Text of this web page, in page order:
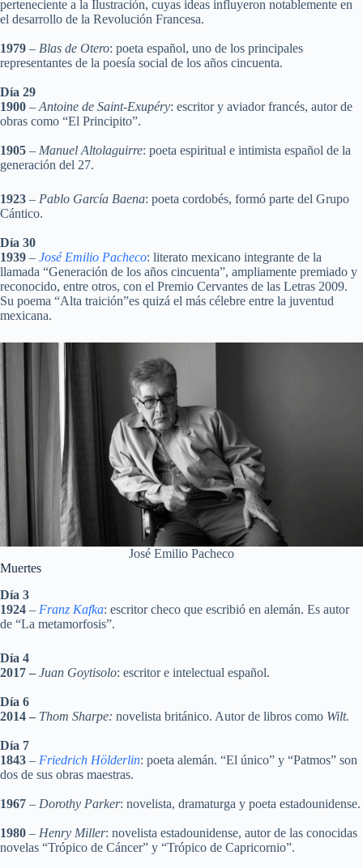
perteneciente a la Ilustración, cuyas ideas influyeron notablemente en
el desarrollo de la Revolución Francesa.
1979 – Blas de Otero: poeta español, uno de los principales
representantes de la poesía social de los años cincuenta.
Día 29
1900 – Antoine de Saint-Exupéry: escritor y aviador francés, autor de
obras como “El Principito”.
1905 – Manuel Altolaguirre: poeta espiritual e intimista español de la
generación del 27.
1923 – Pablo García Baena: poeta cordobés, formó parte del Grupo
Cántico.
Día 30
1939 – José Emilio Pacheco: literato mexicano integrante de la
llamada “Generación de los años cincuenta”, ampliamente premiado y
reconocido, entre otros, con el Premio Cervantes de las Letras 2009.
Su poema “Alta traición”es quizá el más célebre entre la juventud
mexicana.
José Emilio Pacheco
Muertes
Día 3
1924 – Franz Kafka: escritor checo que escribió en alemán. Es autor
de “La metamorfosis”.
Día 4
2017 – Juan Goytisolo: escritor e intelectual español.
Día 6
2014 – Thom Sharpe: novelista británico. Autor de libros como Wilt.
Día 7
1843 – Friedrich Hölderlin: poeta alemán. “El único” y “Patmos” son
dos de sus obras maestras.
1967 – Dorothy Parker: novelista, dramaturga y poeta estadounidense.
1980 – Henry Miller: novelista estadounidense, autor de las conocidas
novelas “Trópico de Cáncer” y “Trópico de Capricornio”.